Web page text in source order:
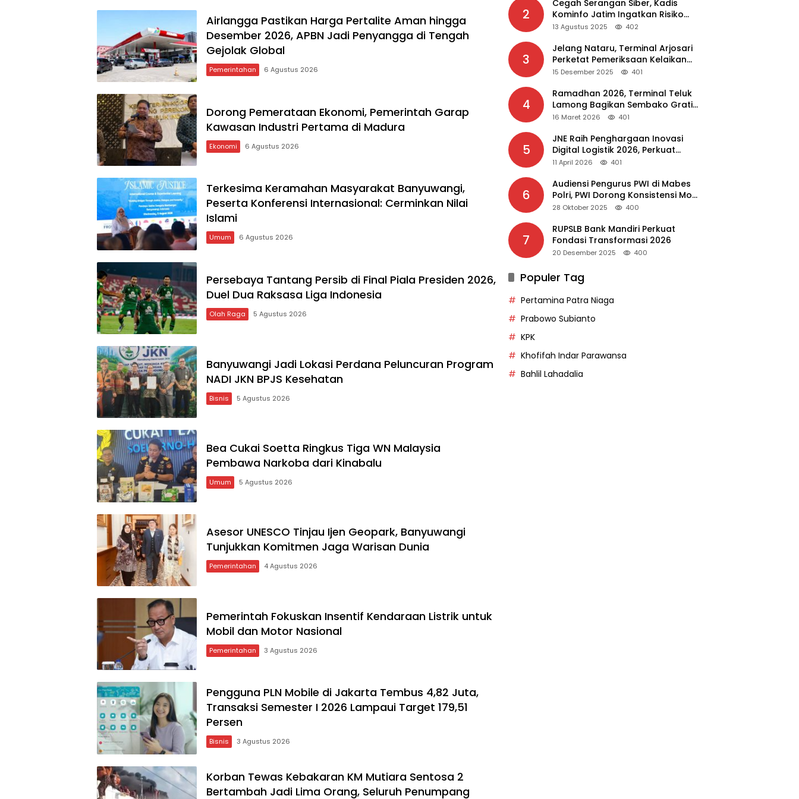
Islami
Airlangga Pastikan Harga Pertalite Aman hingga
Desember 2026, APBN Jadi Penyangga di Tengah
Gejolak Global
Pemerintahan 6 Agustus 2026
Dorong Pemerataan Ekonomi, Pemerintah Garap
Kawasan Industri Pertama di Madura
Ekonomi 6 Agustus 2026
Terkesima Keramahan Masyarakat Banyuwangi,
Peserta Konferensi Internasional: Cerminkan Nilai
Islami
Umum 6 Agustus 2026
Jatim.idnzone.com
Persebaya Tantang Persib di Final Piala Presiden 2026,
Duel Dua Raksasa Liga Indonesia
Olah Raga 5 Agustus 2026
Banyuwangi Jadi Lokasi Perdana Peluncuran Program
NADI JKN BPJS Kesehatan
Bisnis 5 Agustus 2026
Bea Cukai Soetta Ringkus Tiga WN Malaysia
Pembawa Narkoba dari Kinabalu
Umum 5 Agustus 2026
Asesor UNESCO Tinjau Ijen Geopark, Banyuwangi
Tunjukkan Komitmen Jaga Warisan Dunia
Pemerintahan 4 Agustus 2026
Pemerintah Fokuskan Insentif Kendaraan Listrik untuk
Mobil dan Motor Nasional
Pemerintahan 3 Agustus 2026
Pengguna PLN Mobile di Jakarta Tembus 4,82 Juta,
Transaksi Semester I 2026 Lampaui Target 179,51
Persen
Bisnis 3 Agustus 2026
Korban Tewas Kebakaran KM Mutiara Sentosa 2
Bertambah Jadi Lima Orang, Seluruh Penumpang
2
Cegah Serangan Siber, Kadis
Kominfo Jatim Ingatkan Risiko
Malware dari Aplikasi Bajakan
13 Agustus 2025 402
3
Jelang Nataru, Terminal Arjosari
Perketat Pemeriksaan Kelaikan
Bus
15 Desember 2025 401
4
Ramadhan 2026, Terminal Teluk
Lamong Bagikan Sembako Gratis
dan Takjil untuk Masyarakat
16 Maret 2026 401
5
JNE Raih Penghargaan Inovasi
Digital Logistik 2026, Perkuat
Transformasi Layanan
11 April 2026 401
6
Audiensi Pengurus PWI di Mabes
Polri, PWI Dorong Konsistensi MoU
Dewan Pers – Polri
28 Oktober 2025 400
7
RUPSLB Bank Mandiri Perkuat
Fondasi Transformasi 2026
20 Desember 2025 400
Populer Tag
Pertamina Patra Niaga
Prabowo Subianto
KPK
Khofifah Indar Parawansa
Bahlil Lahadalia